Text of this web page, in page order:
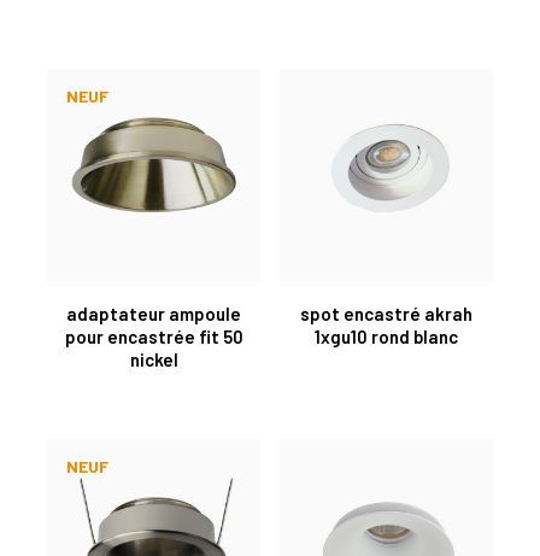
adaptateur ampoule
pour encastrée fit 50
nickel
NEUF
spot encastré akrah
1xgu10 rond blanc
NEUF